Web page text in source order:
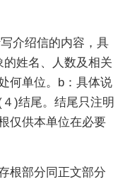
介绍信的内容，具
姓名、人数及相关
何单位。b：具体说
)结尾。结尾只注明
仅供本单位在必要
根部分同正文部分